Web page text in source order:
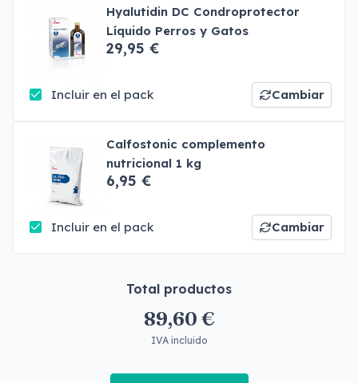
Hyalutidin DC Condroprotector
Líquido Perros y Gatos
29,95 €
Incluir en el pack Cambiar
Calfostonic complemento
nutricional 1 kg
6,95 €
Incluir en el pack Cambiar
Total productos
89,60 €
IVA incluido